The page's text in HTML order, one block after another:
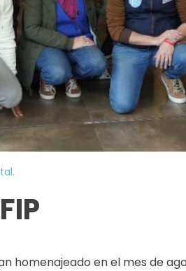
.
homenajeado en el mes de